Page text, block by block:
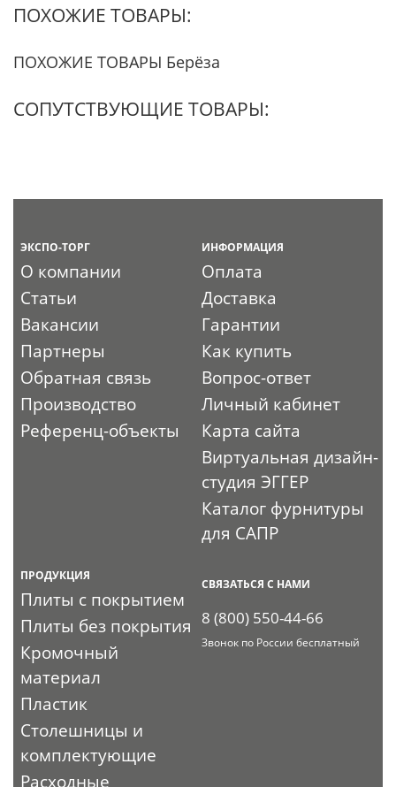
ПОХОЖИЕ ТОВАРЫ:
ПОХОЖИЕ ТОВАРЫ Берёза
СОПУТСТВУЮЩИЕ ТОВАРЫ:
ЭКСПО-ТОРГ
О компании
Статьи
Вакансии
Партнеры
Обратная связь
Производство
Референц-объекты
ИНФОРМАЦИЯ
Оплата
Доставка
Гарантии
Как купить
Вопрос-ответ
Личный кабинет
Карта сайта
Виртуальная дизайн-
студия ЭГГЕР
Каталог фурнитуры
для САПР
ПРОДУКЦИЯ
Плиты с покрытием
Плиты без покрытия
Кромочный
материал
Пластик
Столешницы и
комплектующие
Расходные
СВЯЗАТЬСЯ С НАМИ
8 (800) 550-44-66
Звонок по России бесплатный